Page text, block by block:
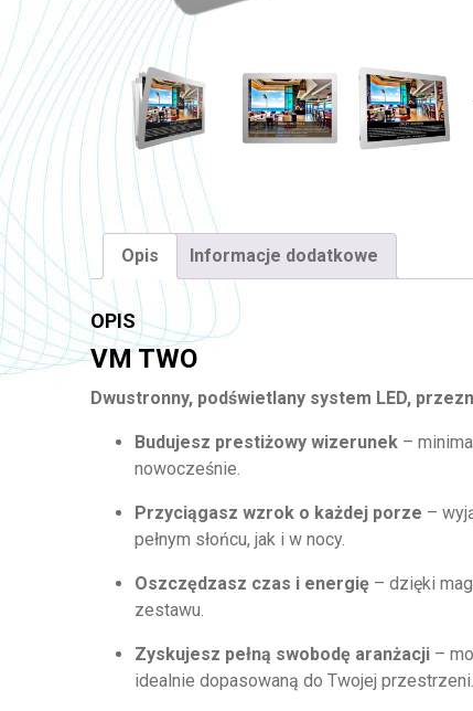
Opis Informacje dodatkowe
OPIS
VM TWO
Dwustronny, podświetlany system LED,
Budujesz prestiżowy wizerunek –
nowocześnie.
Przyciągasz wzrok o każdej porze –
pełnym słońcu, jak i w nocy.
Oszczędzasz czas i energię – dzięki
zestawu.
Zyskujesz pełną swobodę aranżacji –
idealnie dopasowaną do Twojej przestrzeni.